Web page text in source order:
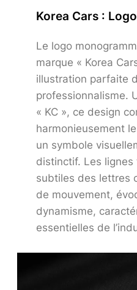
Korea Cars :
Le logo
marque « Korea
illustration parfaite
professionnalisme.
« KC », ce design
harmonieusement
un symbole
distinctif. Les
subtiles des lettres
de mouvement,
dynamisme,
essentielles de